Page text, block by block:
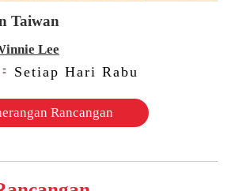
Taiwan
Lee
Setiap Hari Rabu
Rancangan